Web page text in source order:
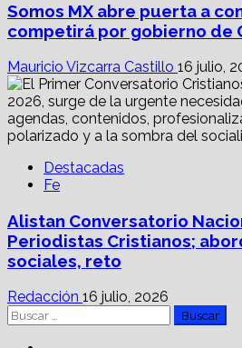
Somos MX abre puerta a
competirá por gobierno de
Mauricio Vizcarra Castillo 16 julio,
Destacadas
Fe
Alistan Conversatorio
Periodistas Cristianos;
sociales, reto
Redacción 16 julio, 2026
Buscar: